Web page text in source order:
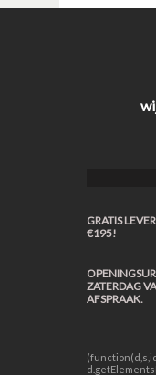
GRATIS
€195!
ZATERDAG
AFSPRAAK.